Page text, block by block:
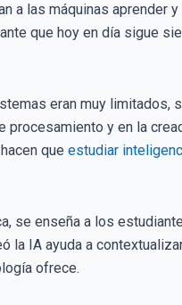
las máquinas aprender
que hoy en día sigue
eran muy limitados,
y en la
que estudiar
se enseña a los
IA ayuda a
ofrece.